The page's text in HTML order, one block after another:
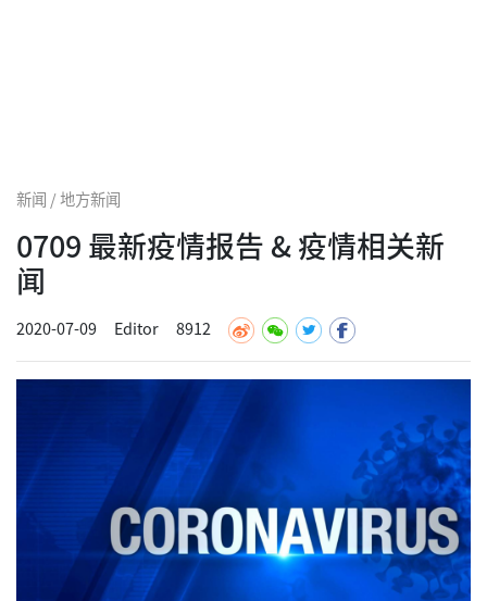
新闻 / 地方新闻
0709 最新疫情报告 & 疫情相关新
闻
2020-07-09 Editor 8912